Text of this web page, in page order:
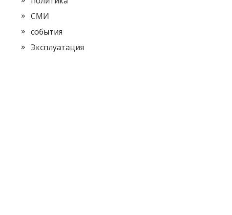
СМИ
события
Эксплуатация